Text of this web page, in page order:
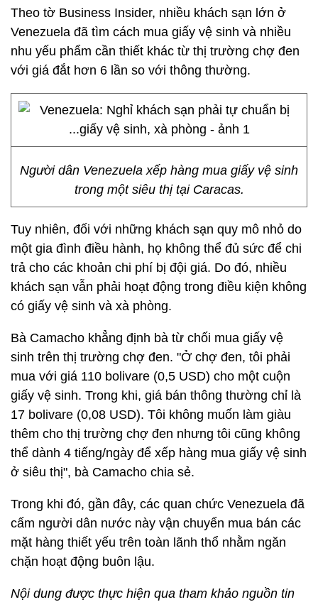
Theo tờ Business Insider, nhiều khách sạn lớn ở
Venezuela đã tìm cách mua giấy vệ sinh và nhiều
nhu yếu phẩm cần thiết khác từ thị trường chợ đen
với giá đắt hơn 6 lần so với thông thường.
Người dân Venezuela xếp hàng mua giấy vệ sinh
trong một siêu thị tại Caracas.
Tuy nhiên, đối với những khách sạn quy mô nhỏ do
một gia đình điều hành, họ không thể đủ sức để chi
trả cho các khoản chi phí bị đội giá. Do đó, nhiều
khách sạn vẫn phải hoạt động trong điều kiện không
có giấy vệ sinh và xà phòng.
Bà Camacho khẳng định bà từ chối mua giấy vệ
sinh trên thị trường chợ đen. "Ở chợ đen, tôi phải
mua với giá 110 bolivare (0,5 USD) cho một cuộn
giấy vệ sinh. Trong khi, giá bán thông thường chỉ là
17 bolivare (0,08 USD). Tôi không muốn làm giàu
thêm cho thị trường chợ đen nhưng tôi cũng không
thể dành 4 tiếng/ngày để xếp hàng mua giấy vệ sinh
ở siêu thị", bà Camacho chia sẻ.
Trong khi đó, gần đây, các quan chức Venezuela đã
cấm người dân nước này vận chuyển mua bán các
mặt hàng thiết yếu trên toàn lãnh thổ nhằm ngăn
chặn hoạt động buôn lậu.
Nội dung được thực hiện qua tham khảo nguồn tin